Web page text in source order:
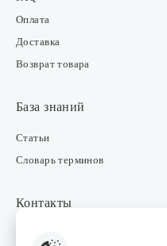
Оплата
Доставка
Возврат товара
База знаний
Статьи
Словарь терминов
Контакты